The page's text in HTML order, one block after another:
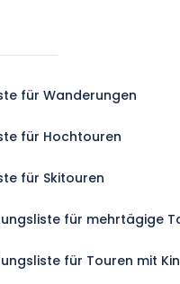
für Wanderungen
für Hochtouren
für Skitouren
für mehrtägige
für Touren mit